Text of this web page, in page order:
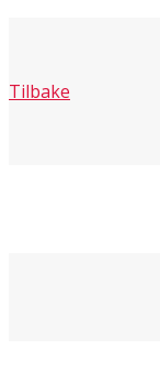
Tilbake